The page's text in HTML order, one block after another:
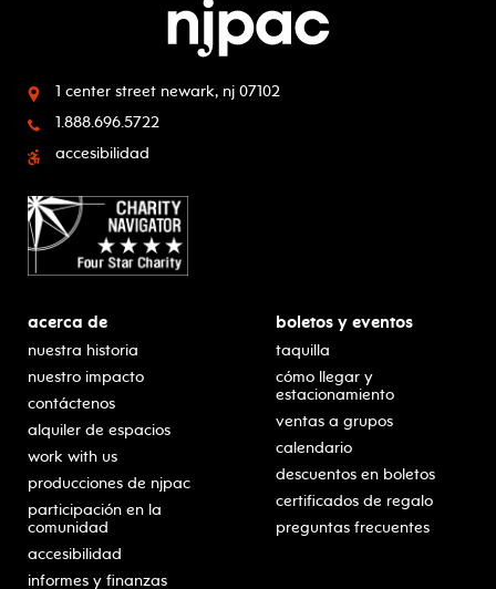
1 center street newark, nj 07102
1.888.696.5722
accesibilidad
acerca de
nuestra historia
nuestro impacto
contáctenos
alquiler de espacios
work with us
producciones de njpac
participación en la
comunidad
accesibilidad
informes y finanzas
boletos y eventos
taquilla
cómo llegar y
estacionamiento
ventas a grupos
calendario
descuentos en boletos
certificados de regalo
preguntas frecuentes